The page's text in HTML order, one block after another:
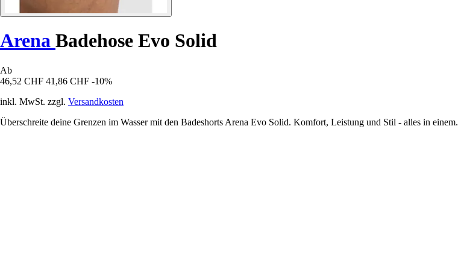
Arena Badehose Evo Solid
Ab
46,52 CHF 41,86 CHF -10%
inkl. MwSt. zzgl. Versandkosten
Überschreite deine Grenzen im Wasser mit den Badeshorts Arena Evo Solid. Komfort, Leistung und Stil - alles in einem.